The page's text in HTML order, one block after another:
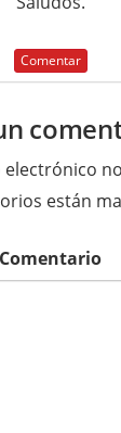
Comentar
están
Comentario